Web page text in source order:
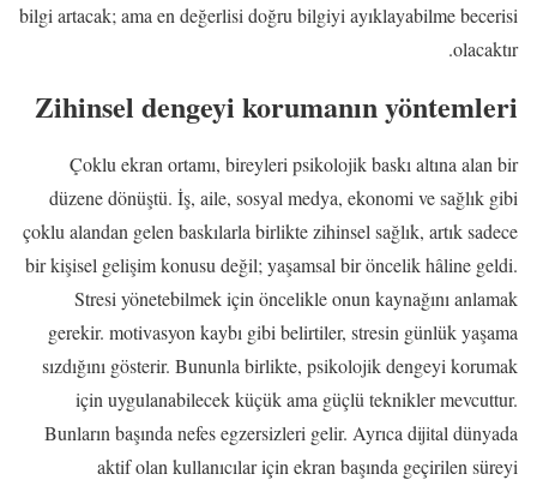
bilgi artacak; ama en değerlisi doğru bilgiyi ayıklayabilme becerisi
olacaktır.
Zihinsel dengeyi korumanın yöntemleri
Çoklu ekran ortamı, bireyleri psikolojik baskı altına alan bir
düzene dönüştü. İş, aile, sosyal medya, ekonomi ve sağlık gibi
çoklu alandan gelen baskılarla birlikte zihinsel sağlık, artık sadece
bir kişisel gelişim konusu değil; yaşamsal bir öncelik hâline geldi.
Stresi yönetebilmek için öncelikle onun kaynağını anlamak
gerekir. motivasyon kaybı gibi belirtiler, stresin günlük yaşama
sızdığını gösterir. Bununla birlikte, psikolojik dengeyi korumak
için uygulanabilecek küçük ama güçlü teknikler mevcuttur.
Bunların başında nefes egzersizleri gelir. Ayrıca dijital dünyada
aktif olan kullanıcılar için ekran başında geçirilen süreyi